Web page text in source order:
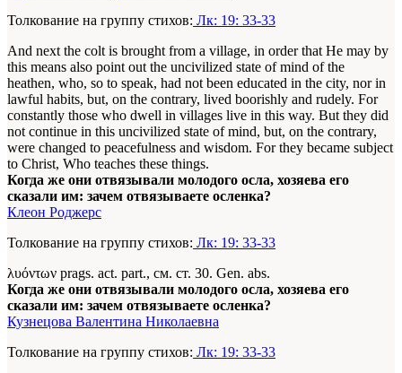
Толкование на группу стихов: Лк: 19: 33-33
And next the colt is brought from a village, in order that He may by
this means also point out the uncivilized state of mind of the
heathen, who, so to speak, had not been educated in the city, nor in
lawful habits, but, on the contrary, lived boorishly and rudely. For
constantly those who dwell in villages live in this way. But they did
not continue in this uncivilized state of mind, but, on the contrary,
were changed to peacefulness and wisdom. For they became subject
to Christ, Who teaches these things.
Когда же они отвязывали молодого осла, хозяева его
сказали им: зачем отвязываете осленка?
Клеон Роджерс
Толкование на группу стихов: Лк: 19: 33-33
λυόντων prags. act. part., см. ст. 30. Gen. abs.
Когда же они отвязывали молодого осла, хозяева его
сказали им: зачем отвязываете осленка?
Кузнецова Валентина Николаевна
Толкование на группу стихов: Лк: 19: 33-33